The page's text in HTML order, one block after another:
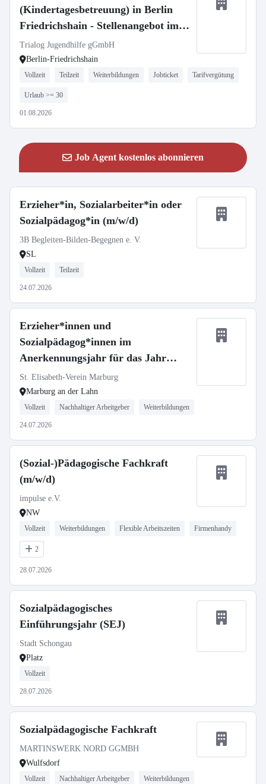
(Kindertagesbetreuung) in Berlin
Friedrichshain - Stellenangebot im
Stellenmarkt Bildung
Trialog Jugendhilfe gGmbH
Berlin-Friedrichshain
Vollzeit Teilzeit Weiterbildungen Jobticket Tarifvergütung
Urlaub >= 30
01.08.2026
Job Agent kostenlos abonnieren
Erzieher*in, Sozialarbeiter*in oder
Sozialpädagog*in (m/w/d)
3B Begleiten-Bilden-Begegnen e. V.
SL
Vollzeit Teilzeit
24.07.2026
Erzieher*innen und
Sozialpädagog*innen im
Anerkennungsjahr für das Jahr
2026/2027
St. Elisabeth-Verein Marburg
Marburg an der Lahn
Vollzeit Nachhaltiger Arbeitgeber Weiterbildungen
24.07.2026
(Sozial-)Pädagogische Fachkraft
(m/w/d)
impulse e.V.
NW
Vollzeit Weiterbildungen Flexible Arbeitszeiten Firmenhandy
2
28.07.2026
Sozialpädagogisches
Einführungsjahr (SEJ)
Stadt Schongau
Platz
Vollzeit
28.07.2026
Sozialpädagogische Fachkraft
MARTINSWERK NORD GGMBH
Wulfsdorf
Vollzeit Nachhaltiger Arbeitgeber Weiterbildungen